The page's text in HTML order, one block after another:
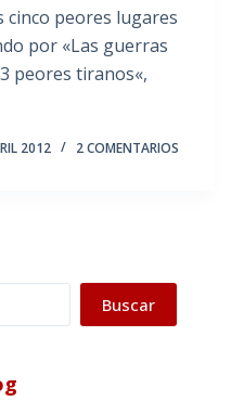
cinco peores lugares
por «Las guerras
peores tiranos«,
2012 2 COMENTARIOS
Buscar